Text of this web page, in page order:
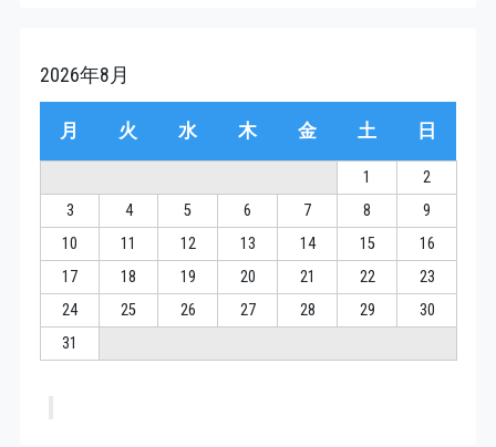
2026年8月
月 火 水 木 金 土 日
1
2
3
4 5 6 7 8
9
10
11 12 13 14 15
16
17
18 19 20 21 22
23
24
25 26 27 28 29
30
31